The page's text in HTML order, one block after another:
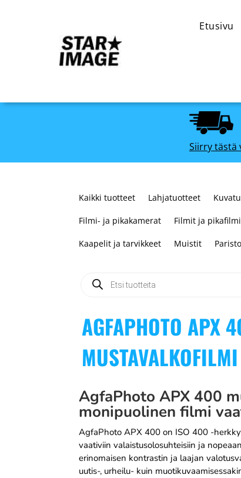
Etusivu
Siirry tästä
Kaikki tuotteet Lahjatuotteet
Filmi- ja pikakamerat Filmit ja
Kaapelit ja tarvikkeet Muistit
Products
search
AGFAPHOTO APX
AgfaPhoto APX 400
monipuolinen filmi
AgfaPhoto APX 400 on ISO 400 -
vaativiin valaistusolosuhteisiin ja
erinomaisen kontrastin ja laajan
uutis-, urheilu- kuin